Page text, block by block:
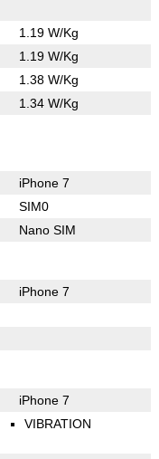
1.19 W/Kg
1.19 W/Kg
1.38 W/Kg
1.34 W/Kg
iPhone 7
SIM0
Nano SIM
iPhone 7
iPhone 7
VIBRATION